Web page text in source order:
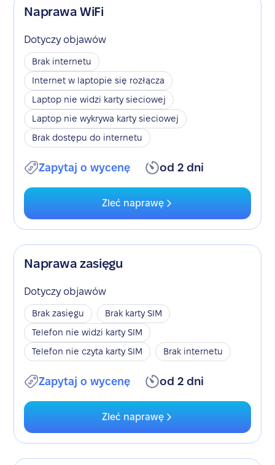
Naprawa WiFi
Dotyczy objawów
Brak internetu
Internet w laptopie się rozłącza
Laptop nie widzi karty sieciowej
Laptop nie wykrywa karty sieciowej
Brak dostępu do internetu
Zapytaj o wycenę od 2 dni
Zleć naprawę
Naprawa zasięgu
Dotyczy objawów
Brak zasięgu
Brak karty SIM
Telefon nie widzi karty SIM
Telefon nie czyta karty SIM
Brak internetu
Zapytaj o wycenę od 2 dni
Zleć naprawę